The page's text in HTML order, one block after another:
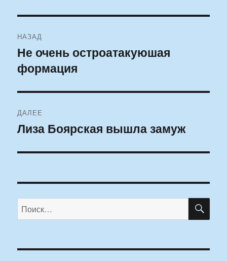
по
записям
НАЗАД
Предыдущая
запись:
Не очень остроатакуюшая
формация
ДАЛЕЕ
Следующая
Лиза Боярская вышла замуж
Искать: